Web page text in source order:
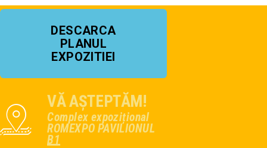
DESCARCA
PLANUL
EXPOZITIEI
VĂ AȘTEPTĂM!
Complex expozițional
ROMEXPO PAVILIONUL
B1